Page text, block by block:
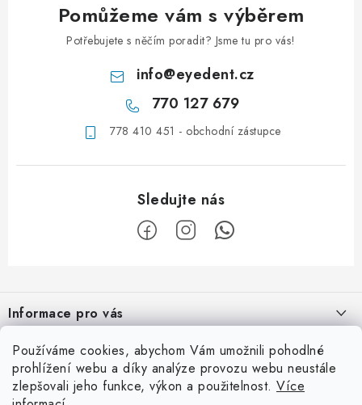
Používáme cookies, abychom Vám umožnili pohodlné
prohlížení webu a díky analýze provozu webu neustále
zlepšovali jeho funkce, výkon a použitelnost. Více
Pomůžeme vám s výběrem
Potřebujete s něčím poradit? Jsme tu pro vás!
info@eyedent.cz
770 127 679
778 410 451 - obchodní zástupce
pInformace pro vás
Obchodní podmínky
Podmínky ochrany osobních údajů
Užitečné info
Ordinace
Kontaktní adresa